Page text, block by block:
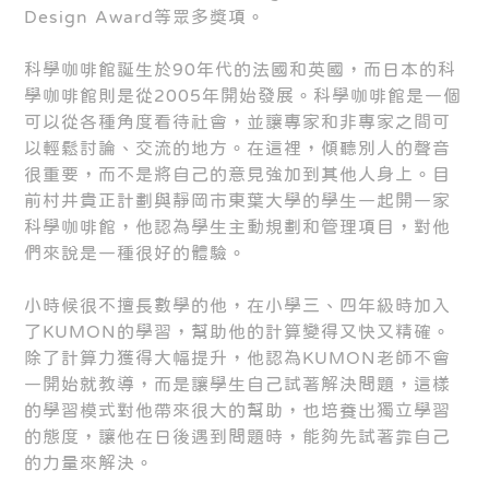
Design Award等眾多獎項。
科學咖啡館誕生於90年代的法國和英國，而日本的科
學咖啡館則是從2005年開始發展。科學咖啡館是一個
可以從各種角度看待社會，並讓專家和非專家之間可
以輕鬆討論、交流的地方。在這裡，傾聽別人的聲音
很重要，而不是將自己的意見強加到其他人身上。目
前村井貴正計劃與靜岡市東葉大學的學生一起開一家
科學咖啡館，他認為學生主動規劃和管理項目，對他
們來說是一種很好的體驗。
小時候很不擅長數學的他，在小學三、四年級時加入
了KUMON的學習，幫助他的計算變得又快又精確。
除了計算力獲得大幅提升，他認為KUMON老師不會
一開始就教導，而是讓學生自己試著解決問題，這樣
的學習模式對他帶來很大的幫助，也培養出獨立學習
的態度，讓他在日後遇到問題時，能夠先試著靠自己
的力量來解決。